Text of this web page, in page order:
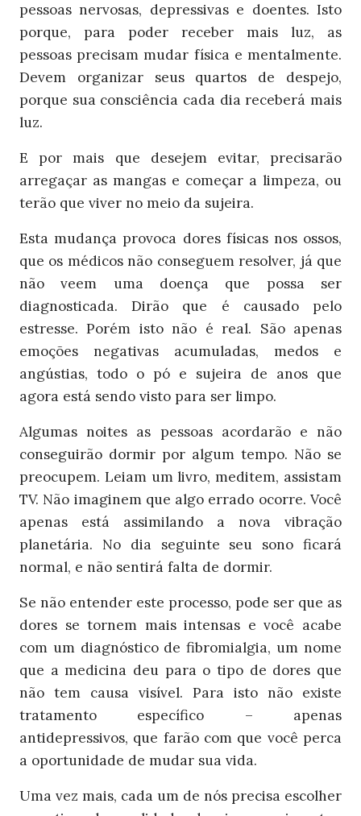
pessoas nervosas, depressivas e doentes. Isto
porque, para poder receber mais luz, as
pessoas precisam mudar física e mentalmente.
Devem organizar seus quartos de despejo,
porque sua consciência cada dia receberá mais
luz.
E por mais que desejem evitar, precisarão
arregaçar as mangas e começar a limpeza, ou
terão que viver no meio da sujeira.
Esta mudança provoca dores físicas nos ossos,
que os médicos não conseguem resolver, já que
não veem uma doença que possa ser
diagnosticada. Dirão que é causado pelo
estresse. Porém isto não é real. São apenas
emoções negativas acumuladas, medos e
angústias, todo o pó e sujeira de anos que
agora está sendo visto para ser limpo.
Algumas noites as pessoas acordarão e não
conseguirão dormir por algum tempo. Não se
preocupem. Leiam um livro, meditem, assistam
TV. Não imaginem que algo errado ocorre. Você
apenas está assimilando a nova vibração
planetária. No dia seguinte seu sono ficará
normal, e não sentirá falta de dormir.
Se não entender este processo, pode ser que as
dores se tornem mais intensas e você acabe
com um diagnóstico de fibromialgia, um nome
que a medicina deu para o tipo de dores que
não tem causa visível. Para isto não existe
tratamento específico – apenas
antidepressivos, que farão com que você perca
a oportunidade de mudar sua vida.
Uma vez mais, cada um de nós precisa escolher